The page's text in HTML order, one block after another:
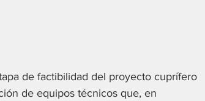
de factibilidad del proyecto cuprífero
de equipos técnicos que, en